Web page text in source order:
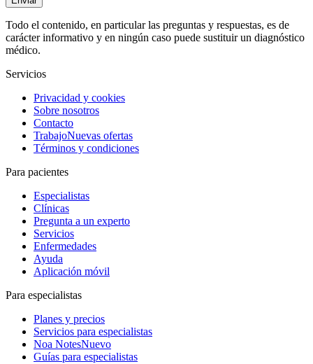
Todo el contenido, en particular las preguntas y respuestas, es de
carácter informativo y en ningún caso puede sustituir un diagnóstico
médico.
Servicios
Privacidad y cookies
Sobre nosotros
Contacto
TrabajoNuevas ofertas
Términos y condiciones
Para pacientes
Especialistas
Clínicas
Pregunta a un experto
Servicios
Enfermedades
Ayuda
Aplicación móvil
Para especialistas
Planes y precios
Servicios para especialistas
Noa NotesNuevo
Guías para especialistas